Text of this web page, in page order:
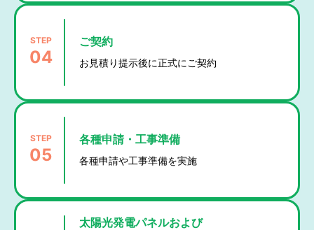
STEP
04
ご契約
お見積り提示後に正式にご契約
STEP
05
各種申請・工事準備
各種申請や工事準備を実施
太陽光発電パネルおよび